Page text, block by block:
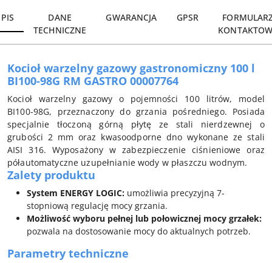
DANE
TECHNICZNE
GWARANCJA GPSR
Kocioł warzelny gazowy gastronomiczny 100 l
BI100-98G RM GASTRO 00007764
Kocioł warzelny gazowy o pojemności 100 litrów, model
BI100-98G, przeznaczony do grzania pośredniego. Posiada
specjalnie tłoczoną górną płytę ze stali nierdzewnej o
grubości 2 mm oraz kwasoodporne dno wykonane ze stali
AISI 316. Wyposażony w zabezpieczenie ciśnieniowe oraz
półautomatyczne uzupełnianie wody w płaszczu wodnym.
Zalety produktu
System ENERGY LOGIC: umożliwia precyzyjną 7-
stopniową regulację mocy grzania.
Możliwość wyboru pełnej lub połowicznej mocy grzałek:
pozwala na dostosowanie mocy do aktualnych potrzeb.
Parametry techniczne